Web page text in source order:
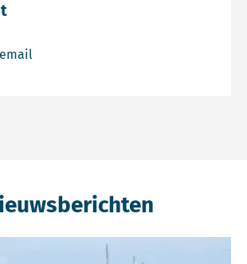
Strategic Environmental Assessment